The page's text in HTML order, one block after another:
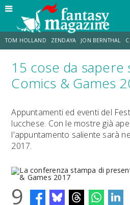
TOM HOLLAND ZENDAYA JON BERNTHAL
STRANIMONDI LUCCA COMICS & GAMES
15 cose da sapere
Comics & Games
Appuntamenti ed eventi del
lucchese. Con le mostre già
l'appuntamento saliente sarà
2017.
9